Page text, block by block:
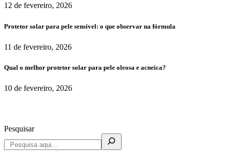
12 de fevereiro, 2026
Protetor solar para pele sensível: o que observar na fórmula
11 de fevereiro, 2026
Qual o melhor protetor solar para pele oleosa e acneica?
10 de fevereiro, 2026
Pesquisar